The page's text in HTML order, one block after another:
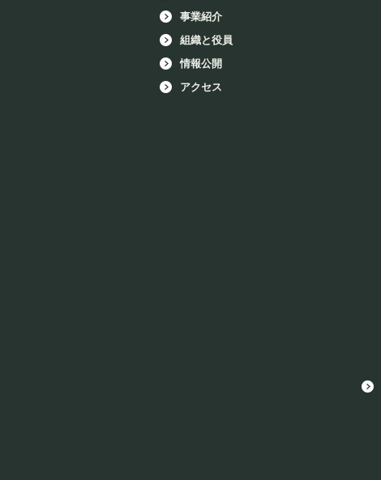
事業紹介
組織と役員
情報公開
アクセス